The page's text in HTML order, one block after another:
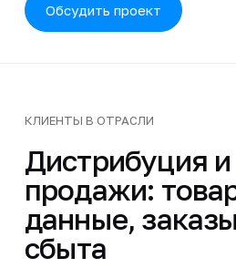
Обсудить проект
КЛИЕНТЫ В ОТРАСЛИ
Дистрибуция и
продажи:
данные,
сбыта